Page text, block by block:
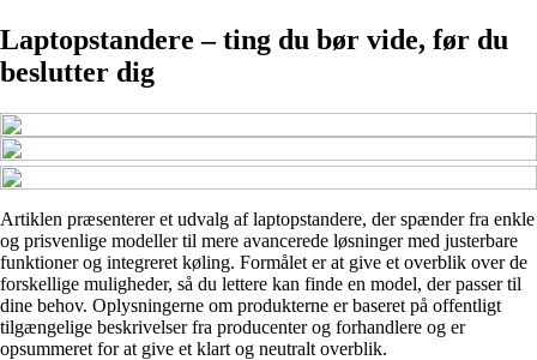
Laptopstandere – ting du bør vide, før du
beslutter dig
Artiklen præsenterer et udvalg af laptopstandere, der spænder fra enkle
og prisvenlige modeller til mere avancerede løsninger med justerbare
funktioner og integreret køling. Formålet er at give et overblik over de
forskellige muligheder, så du lettere kan finde en model, der passer til
dine behov. Oplysningerne om produkterne er baseret på offentligt
tilgængelige beskrivelser fra producenter og forhandlere og er
opsummeret for at give et klart og neutralt overblik.